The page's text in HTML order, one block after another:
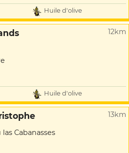
Huile d'olive
12km
Huile d'olive
13km
Cabanasses